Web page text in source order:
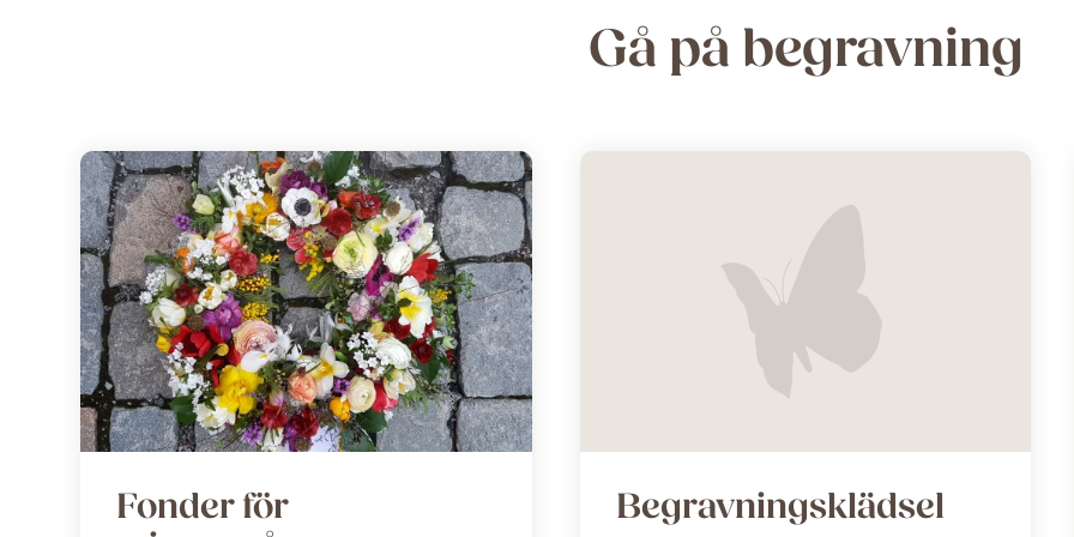
Gå på begravning
Fonder för
Begravningsklädsel